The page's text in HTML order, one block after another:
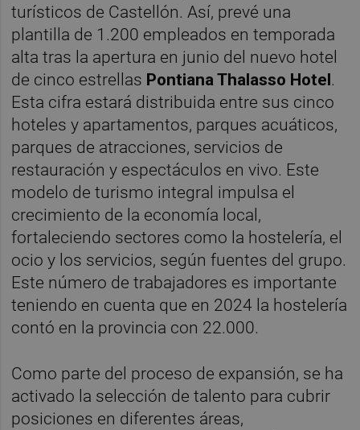
turísticos de Castellón. Así, prevé una
plantilla de 1.200 empleados en temporada
alta tras la apertura en junio del nuevo hotel
de cinco estrellas Pontiana Thalasso Hotel.
Esta cifra estará distribuida entre sus cinco
hoteles y apartamentos, parques acuáticos,
parques de atracciones, servicios de
restauración y espectáculos en vivo. Este
modelo de turismo integral impulsa el
crecimiento de la economía local,
fortaleciendo sectores como la hostelería, el
ocio y los servicios, según fuentes del grupo.
Este número de trabajadores es importante
teniendo en cuenta que en 2024 la hostelería
contó en la provincia con 22.000.
Como parte del proceso de expansión, se ha
activado la selección de talento para cubrir
posiciones en diferentes áreas,